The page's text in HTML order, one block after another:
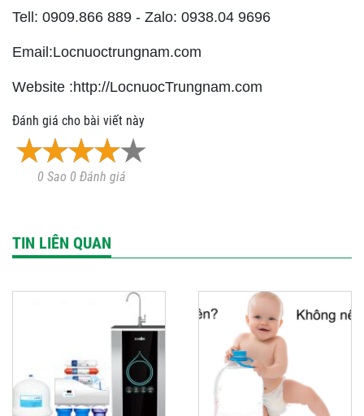
Tell: 0909.866 889 - Zalo: 0938.04 9696
Email:Locnuoctrungnam.com
Website :http://LocnuocTrungnam.com
Đánh giá cho bài viết này
0 Sao 0 Đánh giá
TIN LIÊN QUAN